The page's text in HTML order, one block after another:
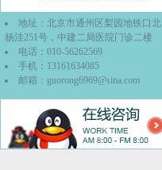
地址：北京市通州区梨园地铁口北
杨洼251号，中建二局医院门诊二楼
电话：010-56262569
手机：13161634085
邮箱： guorong6969@sina.com